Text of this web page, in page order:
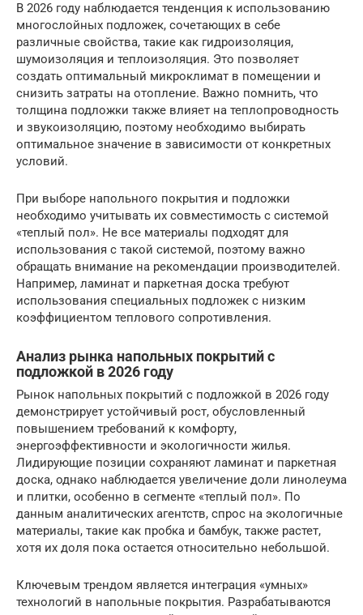
В 2026 году наблюдается тенденция к использованию
многослойных подложек, сочетающих в себе
различные свойства, такие как гидроизоляция,
шумоизоляция и теплоизоляция. Это позволяет
создать оптимальный микроклимат в помещении и
снизить затраты на отопление. Важно помнить, что
толщина подложки также влияет на теплопроводность
и звукоизоляцию, поэтому необходимо выбирать
оптимальное значение в зависимости от конкретных
условий.
При выборе напольного покрытия и подложки
необходимо учитывать их совместимость с системой
«теплый пол». Не все материалы подходят для
использования с такой системой, поэтому важно
обращать внимание на рекомендации производителей.
Например, ламинат и паркетная доска требуют
использования специальных подложек с низким
коэффициентом теплового сопротивления.
Анализ рынка напольных покрытий с
подложкой в 2026 году
Рынок напольных покрытий с подложкой в 2026 году
демонстрирует устойчивый рост, обусловленный
повышением требований к комфорту,
энергоэффективности и экологичности жилья.
Лидирующие позиции сохраняют ламинат и паркетная
доска, однако наблюдается увеличение доли линолеума
и плитки, особенно в сегменте «теплый пол». По
данным аналитических агентств, спрос на экологичные
материалы, такие как пробка и бамбук, также растет,
хотя их доля пока остается относительно небольшой.
Ключевым трендом является интеграция «умных»
технологий в напольные покрытия. Разрабатываются